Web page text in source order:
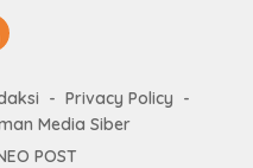
Privacy Policy
Media Siber
POST